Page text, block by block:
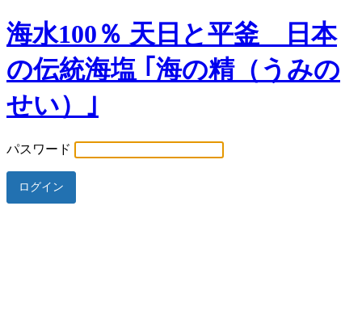
海水100％ 天日と平釜 日本
の伝統海塩 ｢海の精（うみの
せい）｣
パスワード